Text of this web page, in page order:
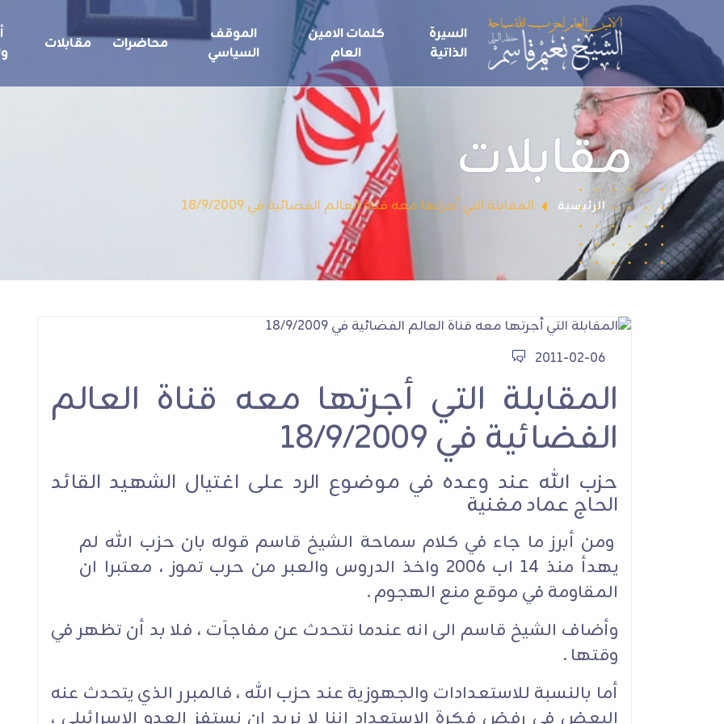
السيرة
الذاتية
كلمات الامين
العام
الموقف
السياسي
محاضرات مقابلات
مقابلات
الرئيسية المقابلة التي أجرتها معه قناة العالم الفضائية في 18/9/2009
2011-02-06
المقابلة التي أجرتها معه قناة العالم
الفضائية في 18/9/2009
حزب الله عند وعده في موضوع الرد على اغتيال الشهيد القائد
الحاج عماد مغنية
ومن أبرز ما جاء في كلام سماحة الشيخ قاسم قوله بان حزب الله لم
يهدأ منذ 14 اب 2006 واخذ الدروس والعبر من حرب تموز ، معتبرا ان
المقاومة في موقع منع الهجوم .
وأضاف الشيخ قاسم الى انه عندما نتحدث عن مفاجآت ، فلا بد أن تظهر في
وقتها .
أما بالنسبة للاستعدادات والجهوزية عند حزب الله ، فالمبرر الذي يتحدث عنه
Loyal to the Pledge: Sheikh
Naim Qassem on
Martyrdom, Resistance
and the Road Ahead
مقابلات
في الذكرى السنوية الأولى
قاسم لـ"العهد": سنبقى
مقابلات
an après l’inhumation
du sayyed Nasrallah,
droit à la défense et
à la résistance est